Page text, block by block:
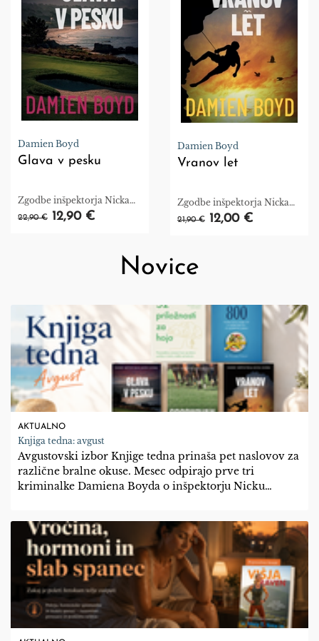
Damien Boyd
Glava v pesku
Zgodbe inšpektorja Nicka
Dixona, knjiga 2
22,90 € 12,90 €
Damien Boyd
Vranov let
Zgodbe inšpektorja Nicka
Dixona, knjiga 1
21,90 € 12,00 €
Novice
AKTUALNO
Knjiga tedna: avgust
Avgustovski izbor Knjige tedna prinaša pet naslovov za
različne bralne okuse. Mesec odpirajo prve tri
kriminalke Damiena Boyda o inšpektorju Nicku
in skrbi za zdravje.